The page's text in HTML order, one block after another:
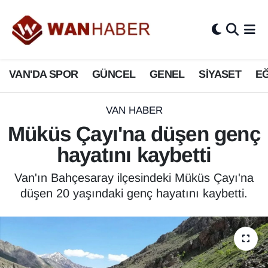
VAN'DA SPOR GÜNCEL GENEL SİYASET
VAN HABER
Müküs Çayı'na düşen genç
hayatını kaybetti
Van'ın Bahçesaray ilçesindeki Müküs Çayı'na
düşen 20 yaşındaki genç hayatını kaybetti.
3.SAYFA
ASAYİŞ
BİLİM VE TEKNOLOJİ
Biyografi
Bölge Haberleri
ÇEVRE
Dernekler, Odalar
Van Nöbetçi Eczaneler
Van Hava Durumu
Van Namaz Vakitleri
Van Trafik Yoğunluk Haritası
Süper Lig Puan Durumu ve Fikstür
Tüm Manşetler
Haber Arşivi